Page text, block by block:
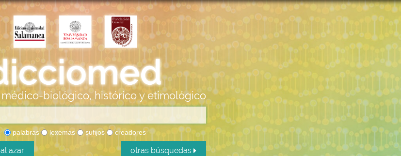
médico-biológico, histórico y etimológico
palabras lexemas sufijos creadores
al azar otras búsquedas